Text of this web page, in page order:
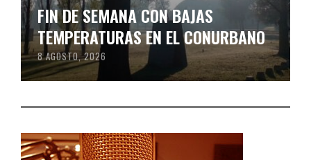
FIN DE SEMANA CON BAJAS
TEMPERATURAS EN EL CONURBANO
8 AGOSTO, 2026